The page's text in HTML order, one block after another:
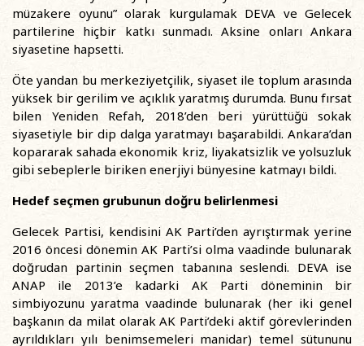
müzakere oyunu” olarak kurgulamak DEVA ve Gelecek
partilerine hiçbir katkı sunmadı. Aksine onları Ankara
siyasetine hapsetti.
Öte yandan bu merkeziyetçilik, siyaset ile toplum arasında
yüksek bir gerilim ve açıklık yaratmış durumda. Bunu fırsat
bilen Yeniden Refah, 2018’den beri yürüttüğü sokak
siyasetiyle bir dip dalga yaratmayı başarabildi. Ankara’dan
kopararak sahada ekonomik kriz, liyakatsizlik ve yolsuzluk
gibi sebeplerle biriken enerjiyi bünyesine katmayı bildi.
Hedef seçmen grubunun doğru belirlenmesi
Gelecek Partisi, kendisini AK Parti’den ayrıştırmak yerine
2016 öncesi dönemin AK Parti’si olma vaadinde bulunarak
doğrudan partinin seçmen tabanına seslendi. DEVA ise
ANAP ile 2013’e kadarki AK Parti döneminin bir
simbiyozunu yaratma vaadinde bulunarak (her iki genel
başkanın da milat olarak AK Parti’deki aktif görevlerinden
ayrıldıkları yılı benimsemeleri manidar) temel sütununu